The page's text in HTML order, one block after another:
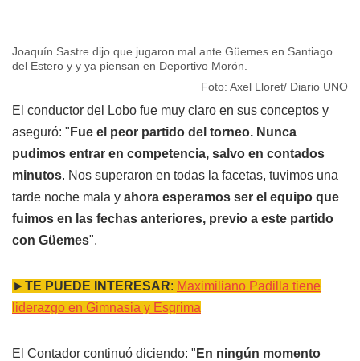
Joaquín Sastre dijo que jugaron mal ante Güemes en Santiago
del Estero y y ya piensan en Deportivo Morón.
Foto: Axel Lloret/ Diario UNO
El conductor del Lobo fue muy claro en sus conceptos y
aseguró: " Fue el peor partido del torneo. Nunca
pudimos entrar en competencia, salvo en contados
minutos. Nos superaron en todas la facetas, tuvimos una
tarde noche mala y ahora esperamos ser el equipo que
fuimos en las fechas anteriores, previo a este partido
con Güemes".
►TE PUEDE INTERESAR: Maximiliano Padilla tiene
liderazgo en Gimnasia y Esgrima
El Contador continuó diciendo: " En ningún momento